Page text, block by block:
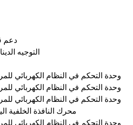
دعم
التوجيه
وحدة التحكم في النظام الكهربائي
وحدة التحكم في النظام الكهربائي
وحدة التحكم في النظام الكهربائي
محرك النافذة الخلفية
وحدة التحكم في النظام الكهربائي